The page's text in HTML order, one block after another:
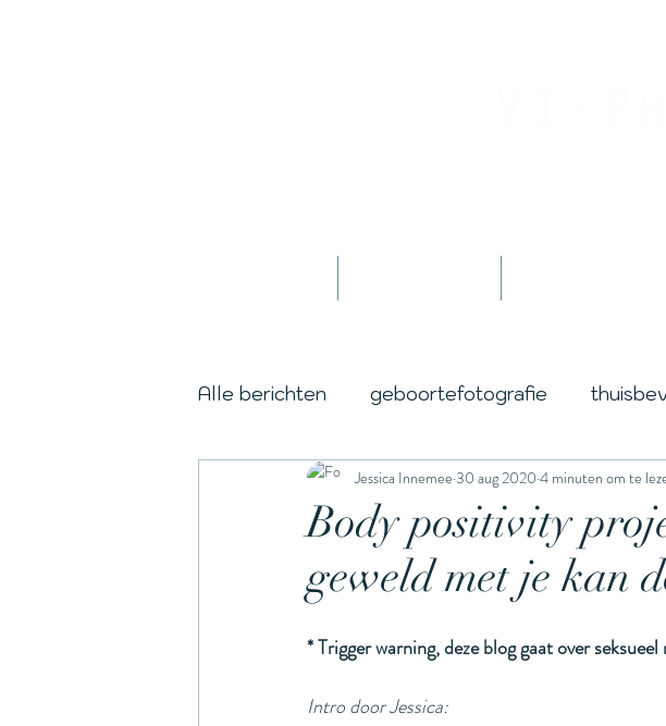
Alle berichten geboortefotografie
cordburning day in the life lotus
awardwinninphotographer stuitbevalling
bodypositivity kerstmis keizersnede
Body positivity
geweld met je kan
Jessica Innemee 30 aug 2020 4 minuten om te
* Trigger warning, deze blog gaat over
Intro door Jessica: